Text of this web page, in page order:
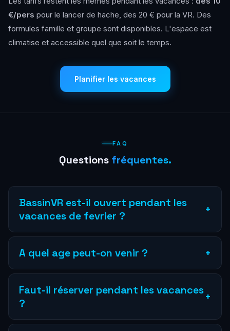
€/pers pour le lancer de hache, des 20 € pour la VR. Des
formules famille et groupe sont disponibles. L'espace est
climatise et accessible quel que soit le temps.
Planifier les vacances
FAQ
Questions fréquentes.
BassinVR est-il ouvert pendant les
vacances de fevrier ?
+
Oui, BassinVR est ouvert tous les jours pendant les
vacances scolaires avec des créneaux elargis.
A quel age peut-on venir ? +
L'arène VR est accessible des 8 ans, les escape games
des 10 ans, le lancer de hache des 15 ans.
Faut-il réserver pendant les vacances
?
+
La réservation en ligne est fortement recommandee